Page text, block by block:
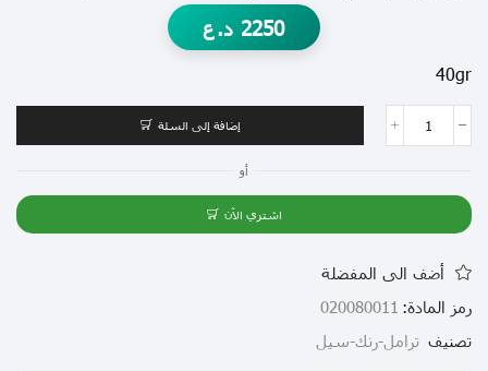
2250 د.ع
40gr
إضافة إلى السلة
أو
اشتري الآن
أضف الى المفضلة
رمز المادة: 020080011
تصنيف ترامل-رنك-سيل